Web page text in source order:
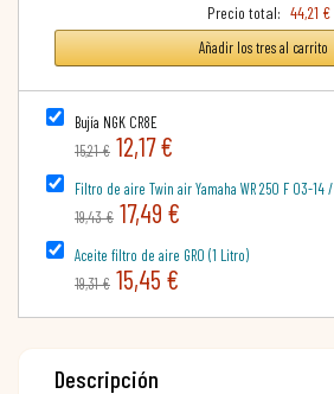
Precio total: 44,21 €
Añadir los tres al carrito
Bujía NGK CR8E
15,21 € 12,17 €
Filtro de aire Twin air Yamaha WR 250 F 03-14
19,43 € 17,49 €
Aceite filtro de aire GRO (1 Litro)
19,31 € 15,45 €
Descripción